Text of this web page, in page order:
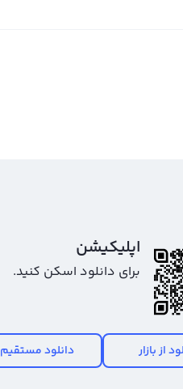
اپلیکیشن
برای دانلود اسکن کنید.
از بازار دانلود مستقیم